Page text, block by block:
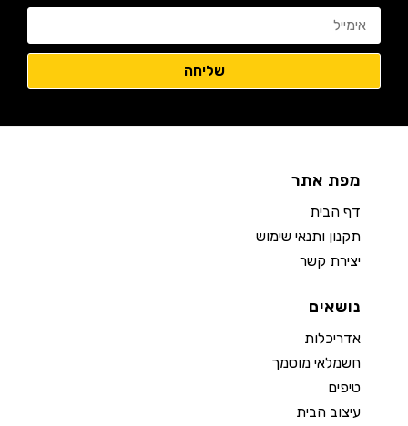
מפת אתר
דף הבית
תקנון ותנאי שימוש
יצירת קשר
נושאים
אדריכלות
חשמלאי מוסמך
טיפים
עיצוב הבית